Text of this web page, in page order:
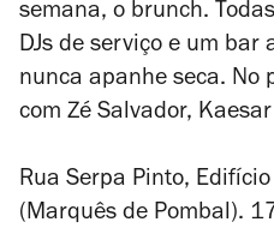
semana, o brunch.
DJs de serviço e um
nunca apanhe seca. No
com Zé Salvador,
Rua Serpa Pinto,
(Marquês de Pombal).